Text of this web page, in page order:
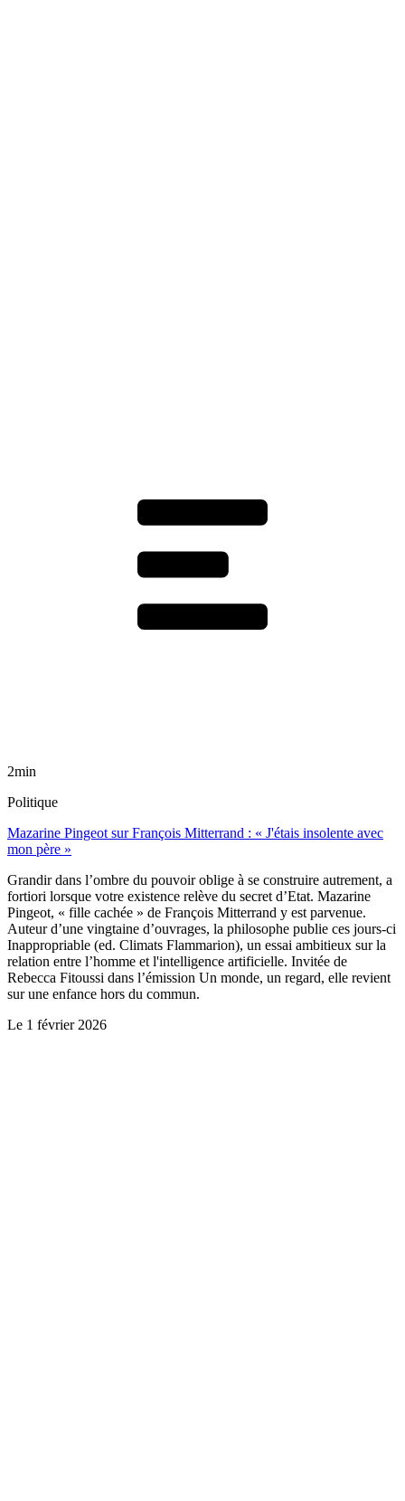
2min
Politique
Mazarine Pingeot sur François Mitterrand : « J'étais insolente avec
mon père »
Grandir dans l’ombre du pouvoir oblige à se construire autrement, a
fortiori lorsque votre existence relève du secret d’Etat. Mazarine
Pingeot, « fille cachée » de François Mitterrand y est parvenue.
Auteur d’une vingtaine d’ouvrages, la philosophe publie ces jours-ci
Inappropriable (ed. Climats Flammarion), un essai ambitieux sur la
relation entre l’homme et l'intelligence artificielle. Invitée de
Rebecca Fitoussi dans l’émission Un monde, un regard, elle revient
sur une enfance hors du commun.
Le 1 février 2026